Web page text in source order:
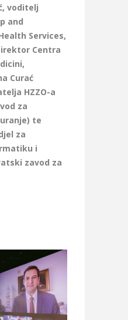
voditelj
and
Services,
Centra
Curać
HZZO-a
za
te
za
i
zavod za